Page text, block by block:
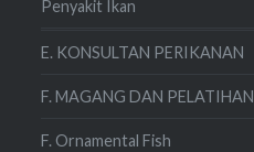
Penyakit Ikan
E. KONSULTAN PERIKANAN
F. MAGANG DAN PELATIHAN
F. Ornamental Fish